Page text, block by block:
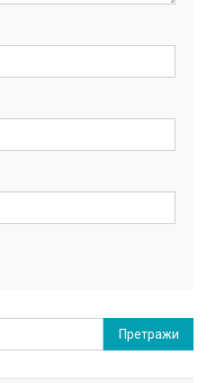
Претрага
за: